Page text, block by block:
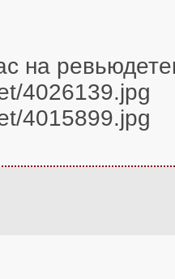
на
4026139.jpg
4015899.jpg